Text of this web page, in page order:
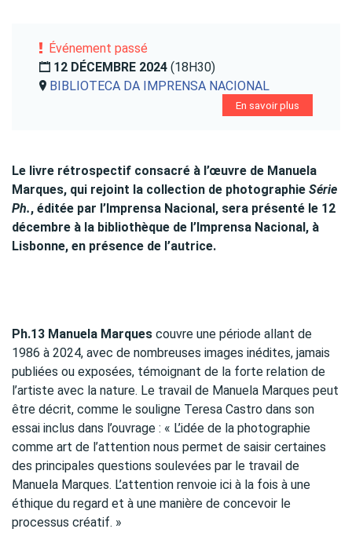
Événement passé
12 DÉCEMBRE 2024 (18H30)
BIBLIOTECA DA IMPRENSA NACIONAL
En savoir plus
Le livre rétrospectif consacré à l’œuvre de Manuela
Marques, qui rejoint la collection de photographie Série
Ph., éditée par l’Imprensa Nacional, sera présenté le 12
décembre à la bibliothèque de l’Imprensa Nacional, à
Lisbonne, en présence de l’autrice.
Ph.13 Manuela Marques couvre une période allant de
1986 à 2024, avec de nombreuses images inédites, jamais
publiées ou exposées, témoignant de la forte relation de
l’artiste avec la nature. Le travail de Manuela Marques peut
être décrit, comme le souligne Teresa Castro dans son
essai inclus dans l’ouvrage : « L’idée de la photographie
comme art de l’attention nous permet de saisir certaines
des principales questions soulevées par le travail de
Manuela Marques. L’attention renvoie ici à la fois à une
éthique du regard et à une manière de concevoir le
processus créatif. »